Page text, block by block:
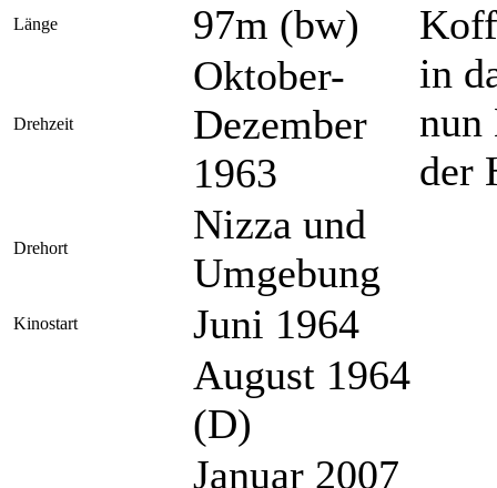
in
nun
der
Länge 97m (bw)
Drehzeit
Oktober-
Dezember
1963
Drehort
Nizza und
Umgebung
Kinostart
Juni 1964
August 1964
(D)
Januar 2007